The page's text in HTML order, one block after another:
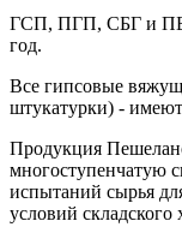
ГСП, ПГП, СБГ и
год.
Все гипсовые
штукатурки) -
Продукция
многоступенчатую
испытаний сырья
условий складского